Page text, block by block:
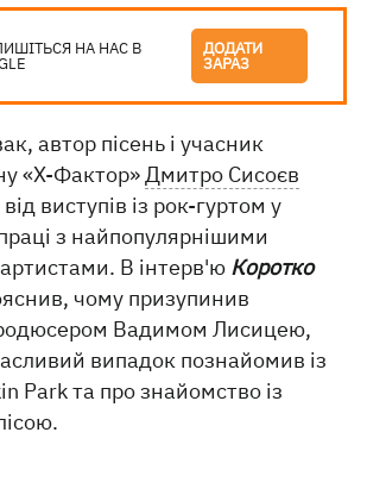
НА НАС В ДОДАТИ
ЗАРАЗ
автор пісень і учасник
«Х-Фактор»Дмитро Сисоєв
виступів із рок-гуртом у
з найпопулярнішими
В інтерв'ю Коротко
чому призупинив
Вадимом Лисицею,
випадок познайомив із
Park та про знайомство із